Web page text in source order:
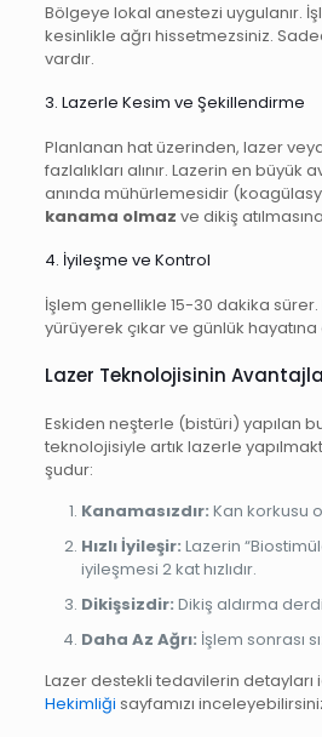
Bölgeye lokal anestezi uygulanır.
kesinlikle ağrı hissetmezsiniz.
vardır.
3. Lazerle Kesim ve Şekillendirme
Planlanan hat üzerinden, lazer
fazlalıkları alınır. Lazerin en büyük
anında mühürlemesidir
kanama olmaz ve dikiş
4. İyileşme ve Kontrol
İşlem genellikle 15-30 dakika
yürüyerek çıkar ve günlük
Lazer Teknolojisinin
Eskiden neşterle (bistüri) yapılan
teknolojisiyle artık lazerle
şudur:
Kanamasızdır: Kan korkusu
Hızlı İyileşir: Lazerin
iyileşmesi 2 kat hızlıdır.
Dikişsizdir: Dikiş aldırma
Daha Az Ağrı: İşlem sonrası
Lazer destekli tedavilerin detayları
Hekimliği sayfamızı